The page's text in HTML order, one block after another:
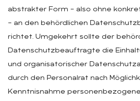
abstrakter Form – also ohne
– an den behördlichen
richtet. Umgekehrt sollte der
Datenschutzbeauftragte die
und organisatorischer
durch den Personalrat nach
Kenntnisnahme